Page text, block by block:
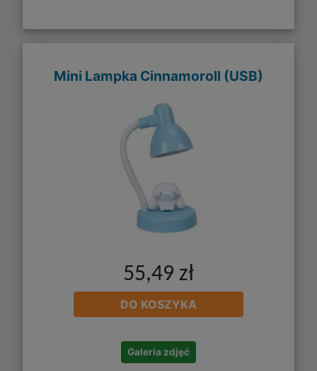
Mini Lampka Cinnamoroll (USB)
55,49 zł
DO KOSZYKA
Galeria zdjęć